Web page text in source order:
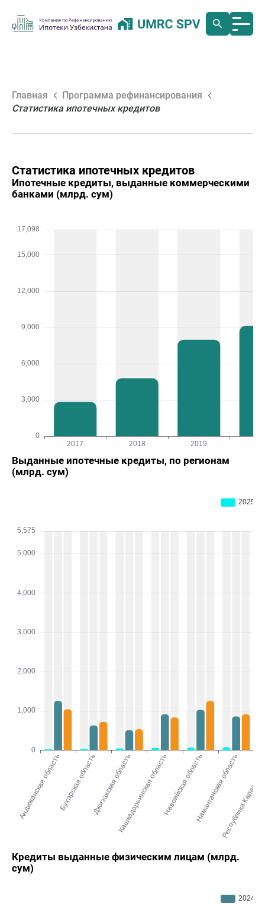
Главная
Программа рефинансирования
Статистика ипотечных кредитов
Статистика ипотечных кредитов
Ипотечные кредиты, выданные коммерческими
банками (млрд. сум)
Выданные ипотечные кредиты, по регионам
(млрд. сум)
Кредиты выданные физическим лицам (млрд.
сум)